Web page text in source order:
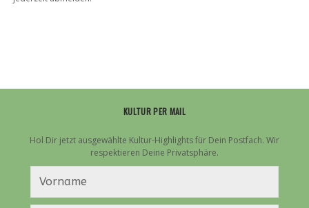
KULTUR PER MAIL
Hol Dir jetzt ausgewählte Kultur-Highlights für Dein Postfach. Wir
respektieren Deine Privatsphäre.